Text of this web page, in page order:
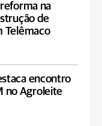
na
de
Telêmaco
encontro
no Agroleite